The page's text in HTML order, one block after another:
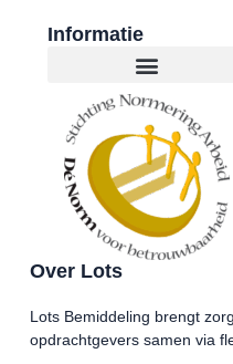
Over Lots
Lots Bemiddeling brengt
opdrachtgevers samen via
Informatie